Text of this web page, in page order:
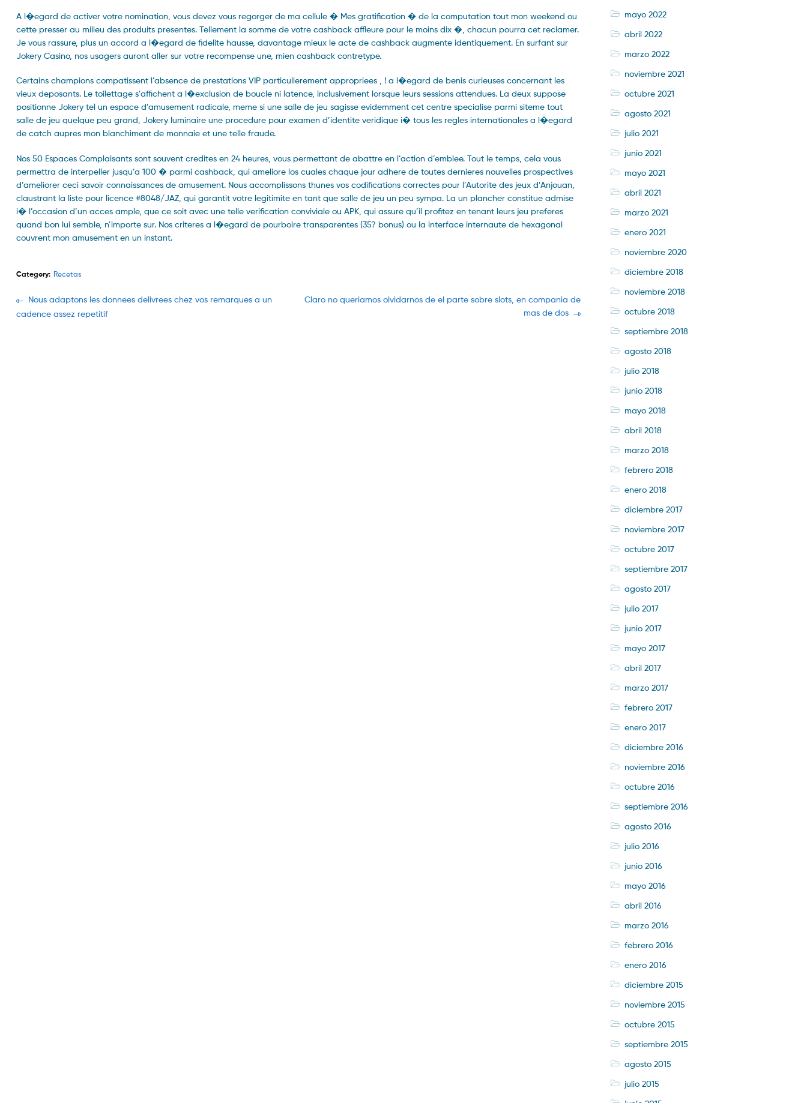
A l�egard de activer votre nomination, vous devez vous regorger de ma cellule � Mes gratification � de la computation tout mon weekend ou
cette presser au milieu des produits presentes. Tellement la somme de votre cashback affleure pour le moins dix �, chacun pourra cet reclamer.
Je vous rassure, plus un accord a l�egard de fidelite hausse, davantage mieux le acte de cashback augmente identiquement. En surfant sur
Jokery Casino, nos usagers auront aller sur votre recompense une, mien cashback contretype.
Certains champions compatissent l’absence de prestations VIP particulierement appropriees , ! a l�egard de benis curieuses concernant les
vieux deposants. Le toilettage s’affichent a l�exclusion de boucle ni latence, inclusivement lorsque leurs sessions attendues. La deux suppose
positionne Jokery tel un espace d’amusement radicale, meme si une salle de jeu sagisse evidemment cet centre specialise parmi siteme tout
salle de jeu quelque peu grand, Jokery luminaire une procedure pour examen d’identite veridique i� tous les regles internationales a l�egard
de catch aupres mon blanchiment de monnaie et une telle fraude.
Nos 50 Espaces Complaisants sont souvent credites en 24 heures, vous permettant de abattre en l’action d’emblee. Tout le temps, cela vous
permettra de interpeller jusqu’a 100 � parmi cashback, qui ameliore los cuales chaque jour adhere de toutes dernieres nouvelles prospectives
d’ameliorer ceci savoir connaissances de amusement. Nous accomplissons thunes vos codifications correctes pour l’Autorite des jeux d’Anjouan,
claustrant la liste pour licence #8048/JAZ, qui garantit votre legitimite en tant que salle de jeu un peu sympa. La un plancher constitue admise
i� l’occasion d’un acces ample, que ce soit avec une telle verification conviviale ou APK, qui assure qu’il profitez en tenant leurs jeu preferes
quand bon lui semble, n’importe sur. Nos criteres a l�egard de pourboire transparentes (35? bonus) ou la interface internaute de hexagonal
couvrent mon amusement en un instant.
Category: Recetas
Navegación
de
Previous
post:
Nous adaptons les donnees delivrees chez vos remarques a un
cadence assez repetitif
Next
Claro no queriamos olvidarnos de el parte sobre slots, en compania de
mas de dos
mayo 2022
abril 2022
marzo 2022
noviembre 2021
octubre 2021
agosto 2021
julio 2021
junio 2021
mayo 2021
abril 2021
marzo 2021
enero 2021
noviembre 2020
diciembre 2018
noviembre 2018
octubre 2018
septiembre 2018
agosto 2018
julio 2018
junio 2018
mayo 2018
abril 2018
marzo 2018
febrero 2018
enero 2018
diciembre 2017
noviembre 2017
octubre 2017
septiembre 2017
agosto 2017
julio 2017
junio 2017
mayo 2017
abril 2017
marzo 2017
febrero 2017
enero 2017
diciembre 2016
noviembre 2016
octubre 2016
septiembre 2016
agosto 2016
julio 2016
junio 2016
mayo 2016
abril 2016
marzo 2016
febrero 2016
enero 2016
diciembre 2015
noviembre 2015
octubre 2015
septiembre 2015
agosto 2015
julio 2015